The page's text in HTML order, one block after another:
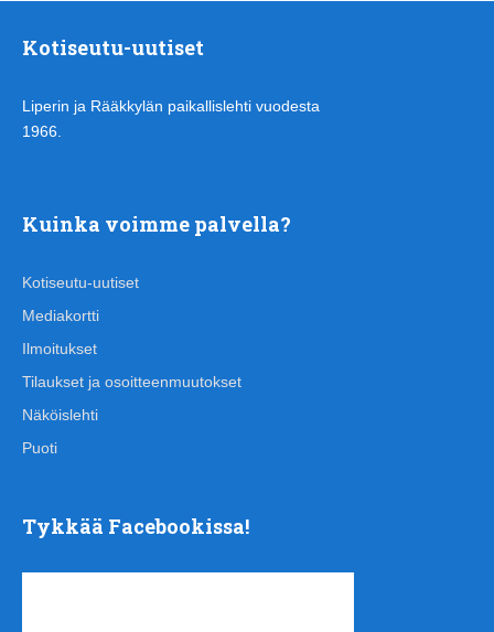
Kotiseutu-uutiset
Liperin ja Rääkkylän paikallislehti vuodesta
1966.
Kuinka voimme palvella?
Kotiseutu-uutiset
Mediakortti
Ilmoitukset
Tilaukset ja osoitteenmuutokset
Näköislehti
Puoti
Tykkää Facebookissa!